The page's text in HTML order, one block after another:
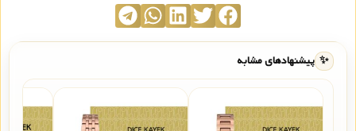
✨ پیشنهادهای مشابه